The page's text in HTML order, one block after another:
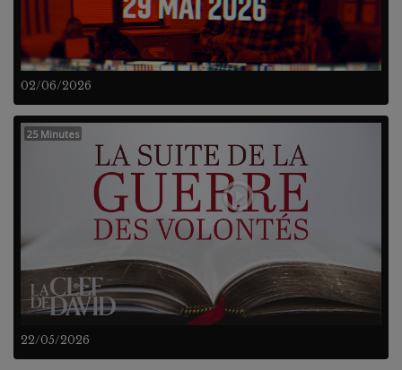
02/06/2026
22/05/2026
25 Minutes